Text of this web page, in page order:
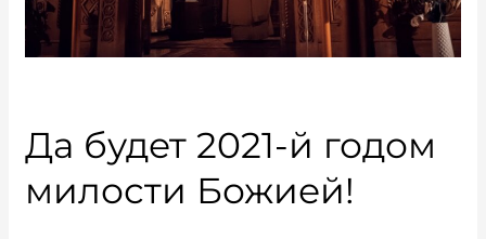
Да будет 2021-й годом
милости Божией!